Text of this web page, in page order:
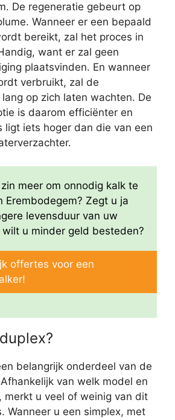
De regeneratie gebeurt op
Wanneer er een bepaald
bereikt, zal het proces in
want er zal geen
plaatsvinden. En wanneer
verbruikt, zal de
op zich laten wachten. De
is daarom efficiënter en
ligt iets hoger dan die van een
meer om onnodig kalk te
Erembodegem? Zegt u ja
levensduur van uw
u minder geld besteden?
offertes voor een
belangrijk onderdeel van de
van welk model en
merkt u veel of weinig van dit
Wanneer u een simplex, met